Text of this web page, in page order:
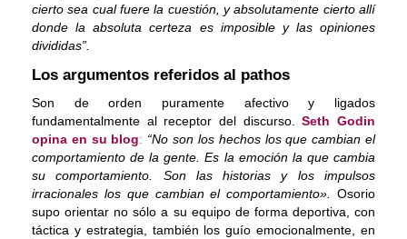
Blog
Contacto
cierto sea cual fuere la cuestión, y absolutamente cierto allí
donde la absoluta certeza es imposible y las opiniones
divididas”.
Los argumentos referidos al pathos
Son de orden puramente afectivo y ligados
fundamentalmente al receptor del discurso.
Seth Godin
opina en su blog: “No son los hechos los que cambian el
comportamiento de la gente. Es la emoción la que cambia
su comportamiento. Son las historias y los impulsos
irracionales los que cambian el comportamiento». Osorio
supo orientar no sólo a su equipo de forma deportiva, con
táctica y estrategia, también los guío emocionalmente, en